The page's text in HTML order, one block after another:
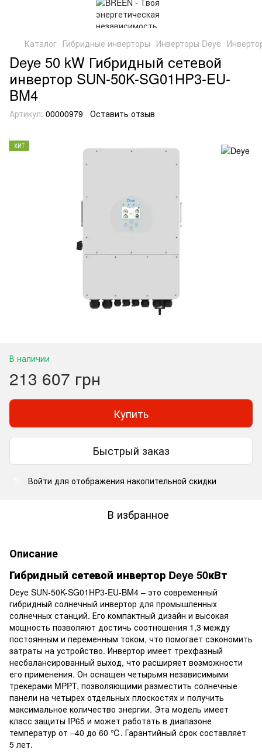
Каталог Гибридные инверторы Инверторы Deye
Deye 50 kW Гибридный сетевой
инвертор SUN-50K-SG01HP3-EU-
BM4
Артикул: 00000979 Оставить отзыв
ХИТ
В наличии
213 607 грн
Купить
Быстрый заказ
Войти для отображения накопительной скидки
В избранное
Описание
Гибридный сетевой инвертор Deye 50кВт
Deye SUN-50K-SG01HP3-EU-BM4 – это современный
гибридный солнечный инвертор для промышленных
солнечных станций. Его компактный дизайн и высокая
мощность позволяют достичь соотношения 1,3 между
постоянным и переменным током, что помогает сэкономить
затраты на устройство. Инвертор имеет трехфазный
несбалансированный выход, что расширяет возможности
его применения. Он оснащен четырьмя независимыми
трекерами MPPT, позволяющими разместить солнечные
панели на четырех отдельных плоскостях и получить
максимальное количество энергии. Эта модель имеет
класс защиты IP65 и может работать в диапазоне
температур от –40 до 60 ℃. Гарантийный срок составляет
5 лет.